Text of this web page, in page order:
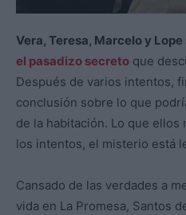
Vera, Teresa, Marcelo y
el pasadizo secreto que
Después de varios intentos,
conclusión sobre lo que
de la habitación. Lo que ellos
los intentos, el misterio está
Cansado de las verdades a
vida en La Promesa, Santos